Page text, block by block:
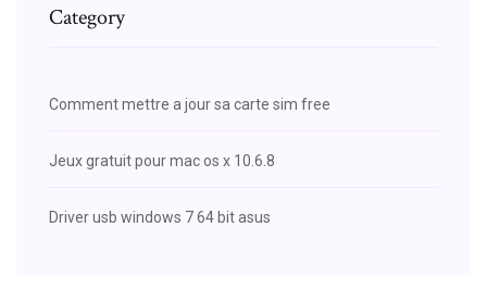
Category
Comment mettre a jour sa carte sim free
Jeux gratuit pour mac os x 10.6.8
Driver usb windows 7 64 bit asus